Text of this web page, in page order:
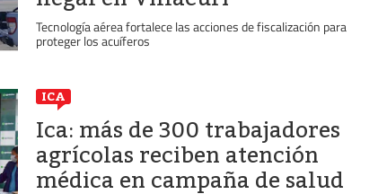
Tecnología aérea fortalece las acciones de fiscalización para
proteger los acuíferos
ICA
Ica: más de 300 trabajadores
agrícolas reciben atención
médica en campaña de salud